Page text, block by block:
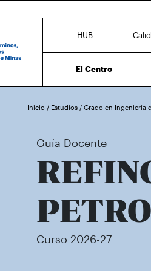
HUB
El Centro
Inicio / Estudios / Grado en Ingeniería
Guía Docente
Curso 2026-27